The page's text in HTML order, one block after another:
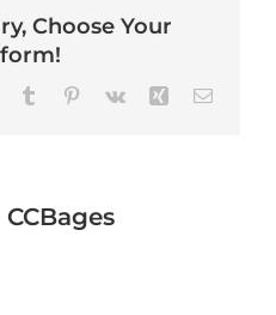
Choose Your
WhatsApp
TumblrPinterest
Vk XingEmail
CCBages